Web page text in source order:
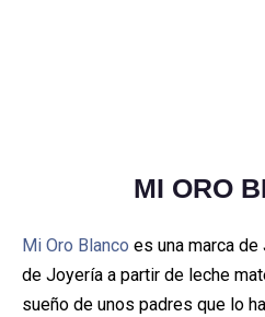
MI ORO
Mi Oro Blanco es una marca
de Joyería a partir de leche
sueño de unos padres que lo